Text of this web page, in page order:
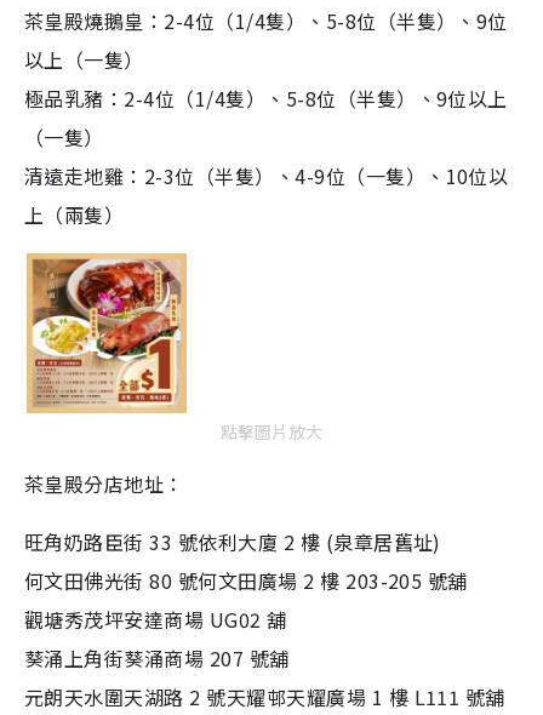
茶皇殿燒鵝皇：2-4位（1/4隻）、5-8位（半隻）、9位
以上（一隻）
極品乳豬：2-4位（1/4隻）、5-8位（半隻）、9位以上
（一隻）
清遠走地雞：2-3位（半隻）、4-9位（一隻）、10位以
上（兩隻）
點擊圖片放大
茶皇殿分店地址：
旺角奶路臣街 33 號依利大廈 2 樓 (泉章居舊址)
何文田佛光街 80 號何文田廣場 2 樓 203-205 號舖
觀塘秀茂坪安達商場 UG02 舖
葵涌上角街葵涌商場 207 號舖
元朗天水圍天湖路 2 號天耀邨天耀廣場 1 樓 L111 號舖